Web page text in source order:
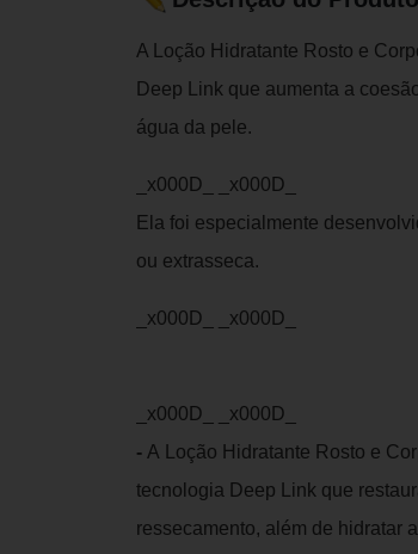
A Loção Hidratante Rosto e
Deep Link que aumenta a
água da pele.
_x000D_ _x000D_
Ela foi especialmente
ou extrasseca.
_x000D_ _x000D_
_x000D_ _x000D_
- A Loção Hidratante Rosto e
tecnologia Deep Link que
ressecamento, além de hidratar